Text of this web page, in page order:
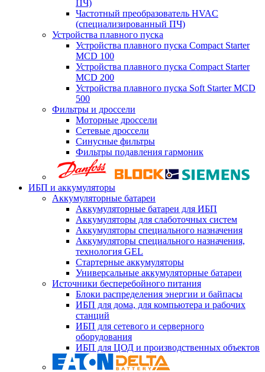
ПЧ)
Частотный преобразователь HVAC
(специализированный ПЧ)
Устройства плавного пуска
Устройства плавного пуска Compact Starter
MCD 100
Устройства плавного пуска Compact Starter
MCD 200
Устройства плавного пуска Soft Starter MCD
500
Фильтры и дроссели
Моторные дроссели
Сетевые дроссели
Синусные фильтры
Фильтры подавления гармоник
ИБП и аккумуляторы
Аккумуляторные батареи
Аккумуляторные батареи для ИБП
Аккумуляторы для слаботочных систем
Аккумуляторы специального назначения
Аккумуляторы специального назначения,
технология GEL
Стартерные аккумуляторы
Универсальные аккумуляторные батареи
Источники бесперебойного питания
Блоки распределения энергии и байпасы
ИБП для дома, для компьютера и рабочих
станций
ИБП для сетевого и серверного
оборудования
ИБП для ЦОД и производственных объектов